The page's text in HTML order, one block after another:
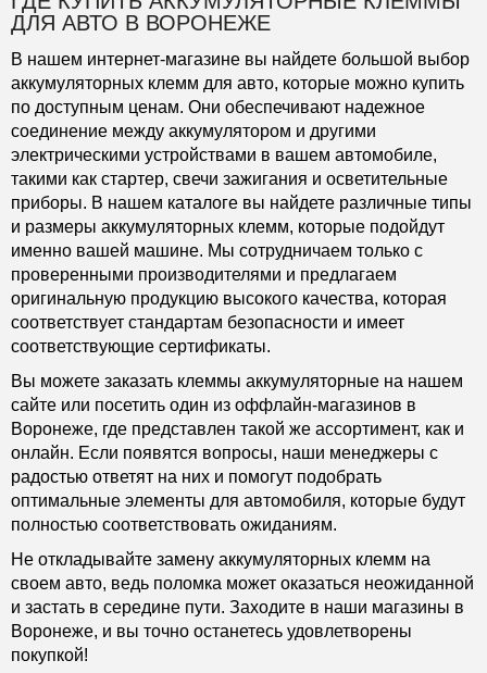
ДЛЯ АВТО В ВОРОНЕЖЕ
В нашем интернет-магазине вы найдете большой выбор
аккумуляторных клемм для авто, которые можно купить
по доступным ценам. Они обеспечивают надежное
соединение между аккумулятором и другими
электрическими устройствами в вашем автомобиле,
такими как стартер, свечи зажигания и осветительные
приборы. В нашем каталоге вы найдете различные типы
и размеры аккумуляторных клемм, которые подойдут
именно вашей машине. Мы сотрудничаем только с
проверенными производителями и предлагаем
оригинальную продукцию высокого качества, которая
соответствует стандартам безопасности и имеет
соответствующие сертификаты.
Вы можете заказать клеммы аккумуляторные на нашем
сайте или посетить один из оффлайн-магазинов в
Воронеже, где представлен такой же ассортимент, как и
онлайн. Если появятся вопросы, наши менеджеры с
радостью ответят на них и помогут подобрать
оптимальные элементы для автомобиля, которые будут
полностью соответствовать ожиданиям.
Не откладывайте замену аккумуляторных клемм на
своем авто, ведь поломка может оказаться неожиданной
и застать в середине пути. Заходите в наши магазины в
Воронеже, и вы точно останетесь удовлетворены
покупкой!